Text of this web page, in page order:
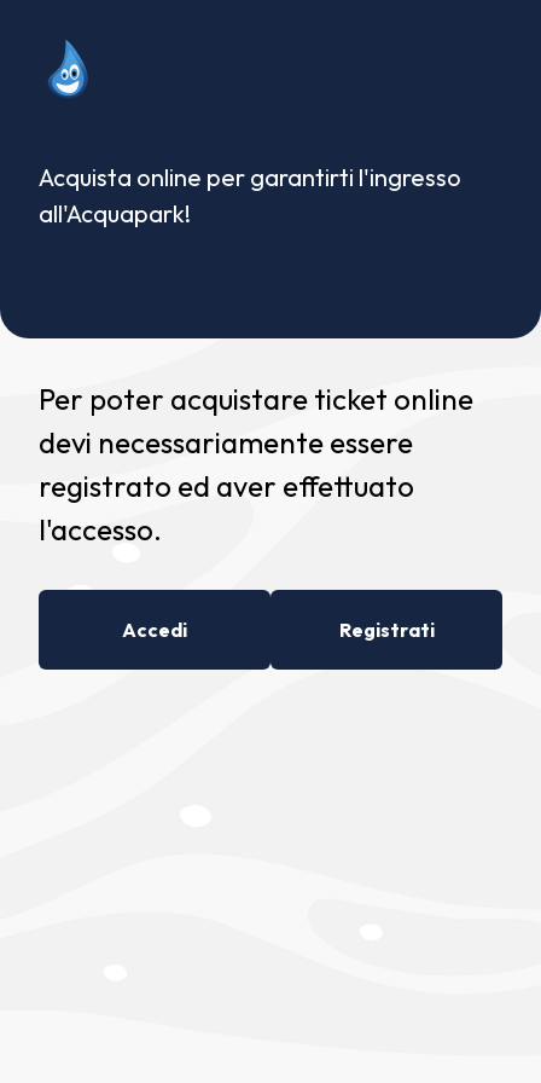
Acquista online per garantirti l'ingresso
all'Acquapark!
Per poter acquistare ticket online
devi necessariamente essere
registrato ed aver effettuato
l'accesso.
Accedi Registrati